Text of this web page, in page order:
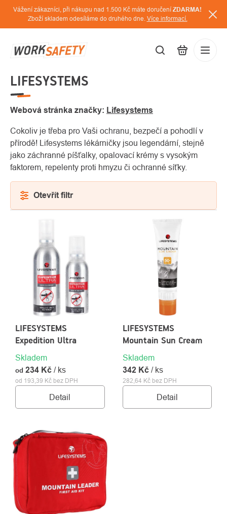
Přejít
obsah
Vážení zákazníci, při nákupu nad 1.500 Kč máte doručení ZDARMA!
Zboží skladem odesíláme do druhého dne. Více informací.
LIFESYSTEMS
Webová stránka značky: Lifesystems
Cokoliv je třeba pro Vaši ochranu, bezpečí a pohodlí v
přírodě! Lifesystems lékárničky jsou legendární, stejně
jako záchranné píšťalky, opalovací krémy s vysokým
faktorem, repelenty proti hmyzu či ochranné síťky.
Otevřít filtr
PRODUKTŮ
LIFESYSTEMS
Expedition Ultra
Skladem
od 193,39 Kč bez DPH
od 234 Kč / ks
Detail
LIFESYSTEMS
Mountain Sun Cream
Skladem
282,64 Kč bez DPH
342 Kč / ks
Detail